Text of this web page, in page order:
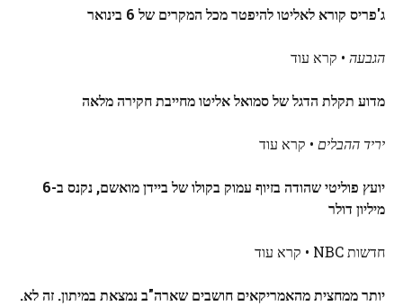
ג'פריס קורא לאליטו להיפטר מכל המקרים של 6 בינואר
הגבעה • קרא עוד
מדוע תקלת הדגל של סמואל אליטו מחייבת חקירה מלאה
יריד ההבלים • קרא עוד
יועץ פוליטי שהודה בזיוף עמוק בקולו של ביידן מואשם, נקנס ב-6
מיליון דולר
חדשות NBC • קרא עוד
יותר ממחצית מהאמריקאים חושבים שארה"ב נמצאת במיתון. זה לא.